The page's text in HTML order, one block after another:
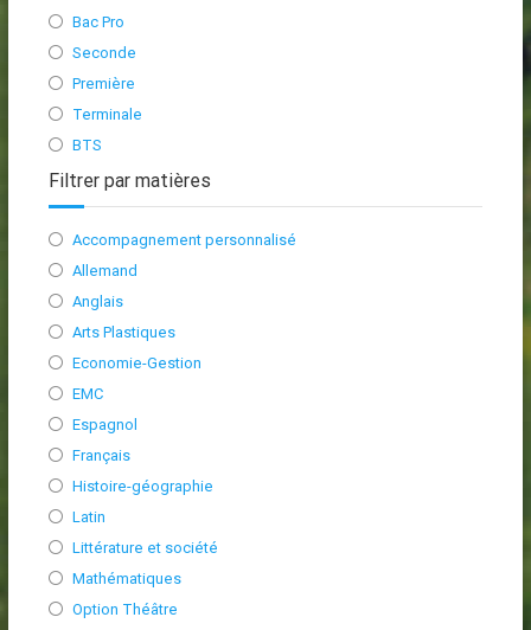
Bac Pro
Seconde
Première
Terminale
BTS
Filtrer par matières
Accompagnement personnalisé
Allemand
Anglais
Arts Plastiques
Economie-Gestion
EMC
Espagnol
Français
Histoire-géographie
Latin
Littérature et société
Mathématiques
Option Théâtre